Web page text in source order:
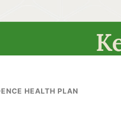
HEALTH PLAN